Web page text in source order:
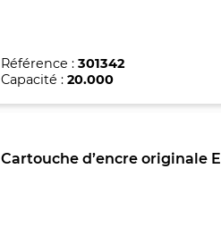
Référence :301342
Capacité :20.000
Cartouche d’encre originale